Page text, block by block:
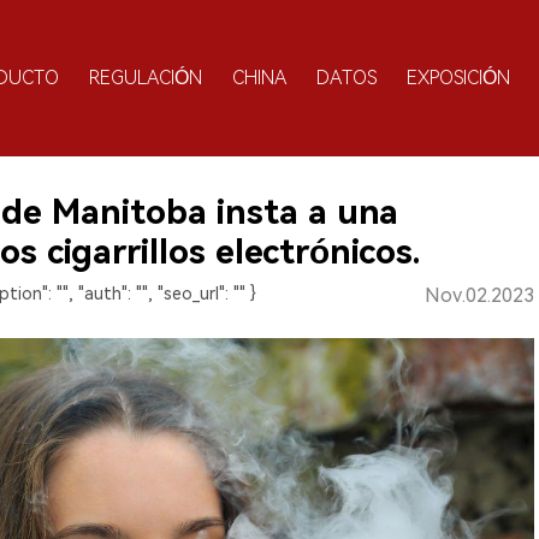
REGULACIÓN CHINA DATOS EXPOSICIÓN
Manitoba insta a una
cigarrillos electrónicos.
"", "auth": "", "seo_url": "" } Nov.02.2023